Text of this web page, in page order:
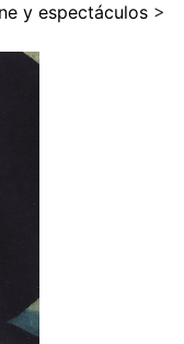
y espectáculos >